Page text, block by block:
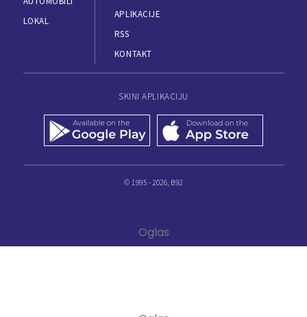
LOKAL
APLIKACIJE
RSS
KONTAKT
SKINI APLIKACIJU
© 1995 - 2026, B92